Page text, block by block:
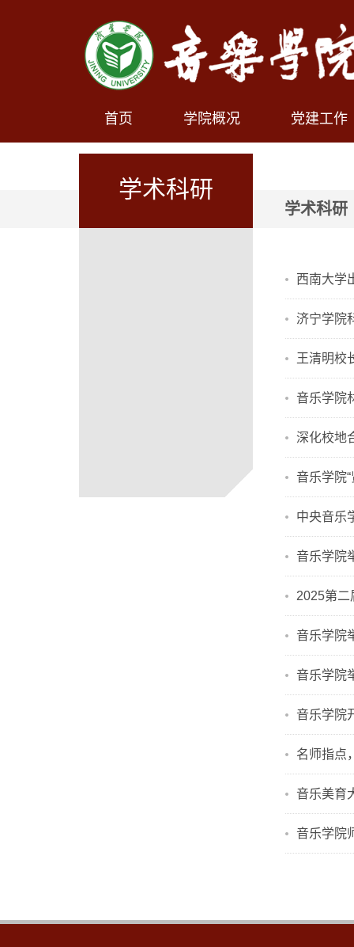
首页 学院概况 党建工作
学术科研
学术科研
西南大学
济宁学院
王清明校
音乐学院
深化校地
音乐学院
中央音乐
音乐学院
2025第二
音乐学院
音乐学院
音乐学院
名师指点
音乐美育
音乐学院